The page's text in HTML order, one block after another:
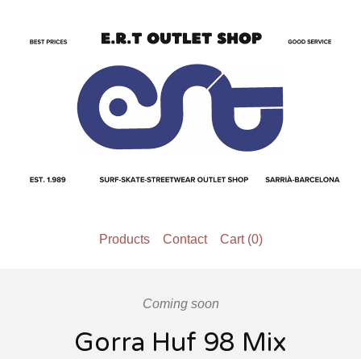
Products Contact Cart (0)
Coming soon
Gorra Huf 98 Mix